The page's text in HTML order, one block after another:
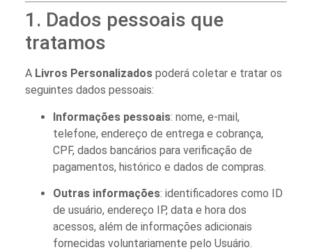
1. Dados pessoais que
tratamos
A Livros Personalizadospoderá coletar e tratar os
seguintes dados pessoais:
Informações pessoais: nome, e-mail,
telefone, endereço de entrega e cobrança,
CPF, dados bancários para verificação de
pagamentos, histórico e dados de compras.
Outras informações: identificadores como ID
de usuário, endereço IP, data e hora dos
acessos, além de informações adicionais
fornecidas voluntariamente pelo Usuário.